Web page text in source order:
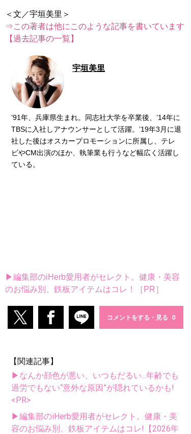
⇒この著者は他にこのような記事を書いています
【過去記事の一覧】
宇垣美里
’91年、兵庫県生まれ。同志社大学を卒業後、’14年に
TBSに入社しアナウンサーとして活躍。’19年3月に退
社した後はオスカープロモーションに所属し、テレ
ビやCM出演のほか、執筆業も行うなど幅広く活躍し
ている。
▶編集部のiHerb愛用者がセレクト。健康・美容
のお悩み別、鉄板アイテムはコレ！［PR］
コメントをする・見る
【関連記事】
▶なんか顔色が悪い、いつもだるい...年齢でも
過労でもない“意外な原因”が隠れているかも!
<PR>
▶編集部のiHerb愛用者がセレクト。健康・美
容のお悩み別、鉄板アイテムはコレ!【2026年